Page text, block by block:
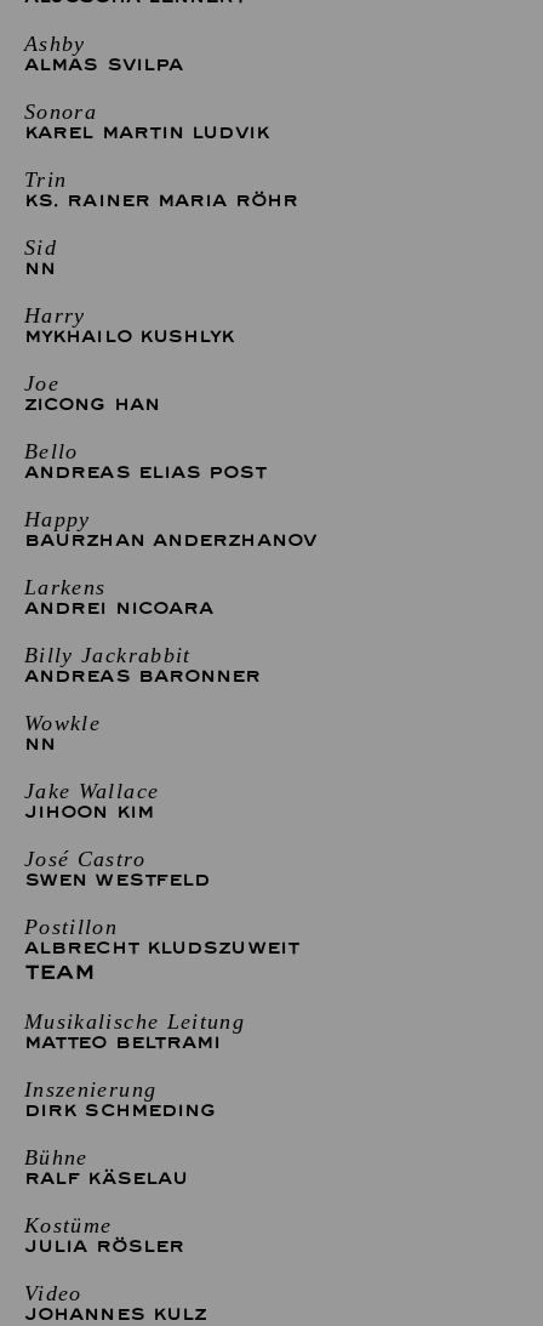
Ashby
ALMAS SVILPA
Sonora
KAREL MARTIN LUDVIK
Trin
KS. RAINER MARIA RÖHR
Sid
NN
Harry
MYKHAILO KUSHLYK
Joe
ZICONG HAN
Bello
ANDREAS ELIAS POST
Happy
BAURZHAN ANDERZHANOV
Larkens
ANDREI NICOARA
Billy Jackrabbit
ANDREAS BARONNER
Wowkle
NN
Jake Wallace
JIHOON KIM
José Castro
SWEN WESTFELD
Postillon
ALBRECHT KLUDSZUWEIT
TEAM
Musikalische Leitung
MATTEO BELTRAMI
Inszenierung
DIRK SCHMEDING
Bühne
RALF KÄSELAU
Kostüme
JULIA RÖSLER
Video
JOHANNES KULZ